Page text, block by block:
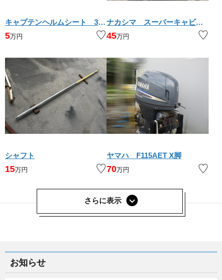
キャプテンヘルムシート 3個セット
5万円
ナカシマ スーパーキャビテーションプロペラ
45万円
シャフト
15万円
ヤマハ F115AET X脚
70万円
さらに表示
お知らせ